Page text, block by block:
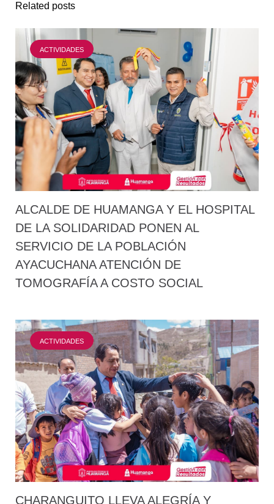
Related posts
ACTIVIDADES
ALCALDE DE HUAMANGA Y EL HOSPITAL
DE LA SOLIDARIDAD PONEN AL
SERVICIO DE LA POBLACIÓN
AYACUCHANA ATENCIÓN DE
TOMOGRAFÍA A COSTO SOCIAL
ACTIVIDADES
CHARANGUITO LLEVA ALEGRÍA Y